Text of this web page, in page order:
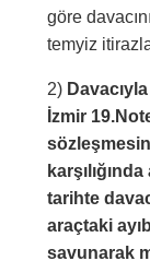
göre
temyiz
2)
İzmir
tarihte
araçtaki
savunarak